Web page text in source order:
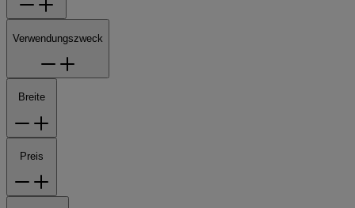
Verwendungszweck
Breite
Preis